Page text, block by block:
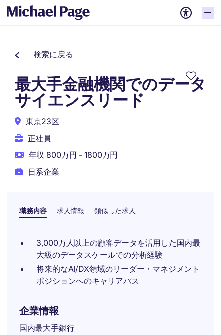
検索に戻る
最大手金融機関でのデータ
サイエンスリード
東京23区
正社員
年収 800万円 - 1800万円
日系企業
職務内容 求人情報 類似した求人
3,000万人以上の顧客データを活用した国内最
大級のデータスケールでの分析経験
将来的なAI/DX領域のリーダー・マネジメント
ポジションへのキャリアパス
企業情報
国内最大手銀行